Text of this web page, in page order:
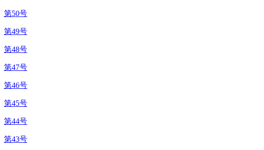
第50号
第49号
第48号
第47号
第46号
第45号
第44号
第43号